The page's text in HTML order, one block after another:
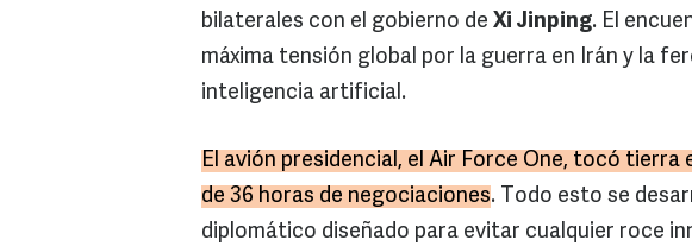
bilaterales con el gobierno de Xi Jinping. El
máxima tensión global por la guerra en Irán y la
inteligencia artificial.
El avión presidencial, el Air Force One, tocó
de 36 horas de negociaciones. Todo esto se
diplomático diseñado para evitar cualquier roce